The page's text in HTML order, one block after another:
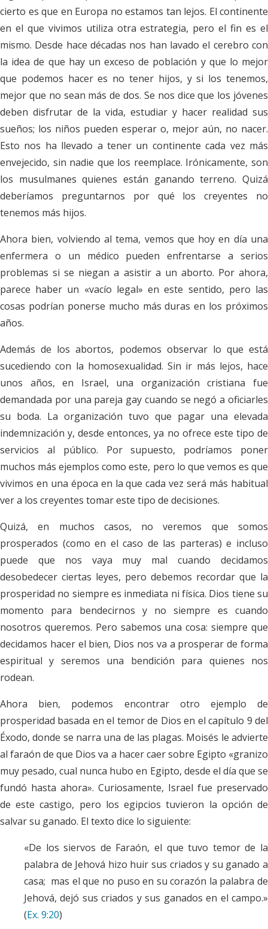
cierto es que en Europa no estamos tan lejos. El continente
en el que vivimos utiliza otra estrategia, pero el fin es el
mismo. Desde hace décadas nos han lavado el cerebro con
la idea de que hay un exceso de población y que lo mejor
que podemos hacer es no tener hijos, y si los tenemos,
mejor que no sean más de dos. Se nos dice que los jóvenes
deben disfrutar de la vida, estudiar y hacer realidad sus
sueños; los niños pueden esperar o, mejor aún, no nacer.
Esto nos ha llevado a tener un continente cada vez más
envejecido, sin nadie que los reemplace. Irónicamente, son
los musulmanes quienes están ganando terreno. Quizá
deberíamos preguntarnos por qué los creyentes no
tenemos más hijos.
Ahora bien, volviendo al tema, vemos que hoy en día una
enfermera o un médico pueden enfrentarse a serios
problemas si se niegan a asistir a un aborto. Por ahora,
parece haber un «vacío legal» en este sentido, pero las
cosas podrían ponerse mucho más duras en los próximos
años.
Además de los abortos, podemos observar lo que está
sucediendo con la homosexualidad. Sin ir más lejos, hace
unos años, en Israel, una organización cristiana fue
demandada por una pareja gay cuando se negó a oficiarles
su boda. La organización tuvo que pagar una elevada
indemnización y, desde entonces, ya no ofrece este tipo de
servicios al público. Por supuesto, podríamos poner
muchos más ejemplos como este, pero lo que vemos es que
vivimos en una época en la que cada vez será más habitual
ver a los creyentes tomar este tipo de decisiones.
Quizá, en muchos casos, no veremos que somos
prosperados (como en el caso de las parteras) e incluso
puede que nos vaya muy mal cuando decidamos
desobedecer ciertas leyes, pero debemos recordar que la
prosperidad no siempre es inmediata ni física. Dios tiene su
momento para bendecirnos y no siempre es cuando
nosotros queremos. Pero sabemos una cosa: siempre que
decidamos hacer el bien, Dios nos va a prosperar de forma
espiritual y seremos una bendición para quienes nos
rodean.
Ahora bien, podemos encontrar otro ejemplo de
prosperidad basada en el temor de Dios en el capítulo 9 del
Éxodo, donde se narra una de las plagas. Moisés le advierte
al faraón de que Dios va a hacer caer sobre Egipto «granizo
muy pesado, cual nunca hubo en Egipto, desde el día que se
fundó hasta ahora». Curiosamente, Israel fue preservado
de este castigo, pero los egipcios tuvieron la opción de
salvar su ganado. El texto dice lo siguiente:
«De los siervos de Faraón, el que tuvo temor de la
palabra de Jehová hizo huir sus criados y su ganado a
casa; mas el que no puso en su corazón la palabra de
Jehová, dejó sus criados y sus ganados en el campo.»
(Ex. 9:20)